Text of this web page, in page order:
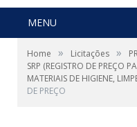
MENU
Home » Licitações »
SRP (REGISTRO DE PREÇO
MATERIAIS DE HIGIENE,
DE PREÇO